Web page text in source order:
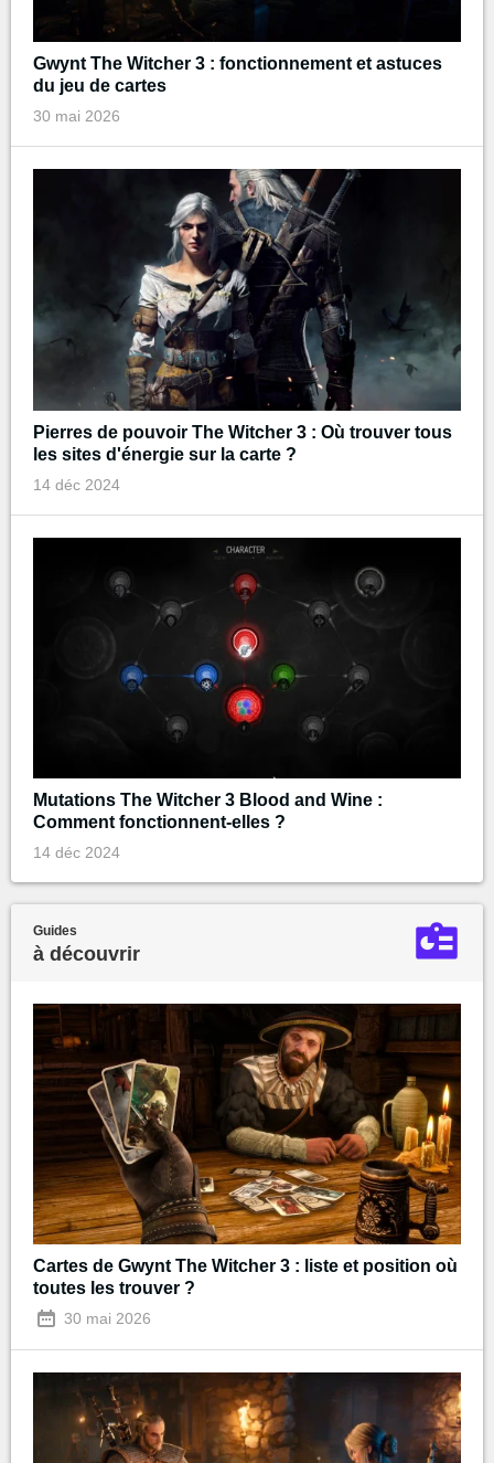
Gwynt The Witcher 3 : fonctionnement et astuces
du jeu de cartes
30 mai 2026
Pierres de pouvoir The Witcher 3 : Où trouver tous
les sites d'énergie sur la carte ?
14 déc 2024
Mutations The Witcher 3 Blood and Wine :
Comment fonctionnent-elles ?
14 déc 2024
Guides
à découvrir
Cartes de Gwynt The Witcher 3 : liste et position où
toutes les trouver ?
30 mai 2026